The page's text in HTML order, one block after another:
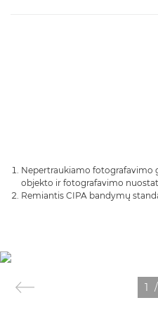
Nepertraukiamo fotografavimo
objekto ir fotografavimo
Remiantis CIPA bandymų
1 /